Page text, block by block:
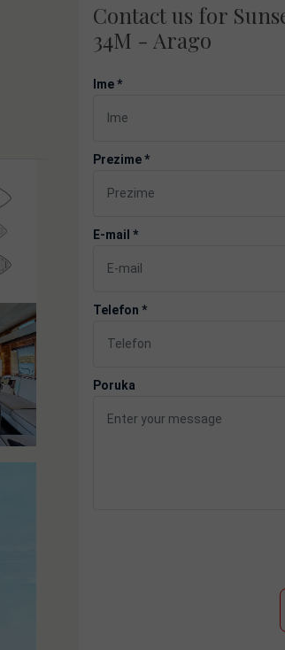
Contact us for
34M - Arago
Ime *
Prezime *
E-mail *
Telefon *
Poruka